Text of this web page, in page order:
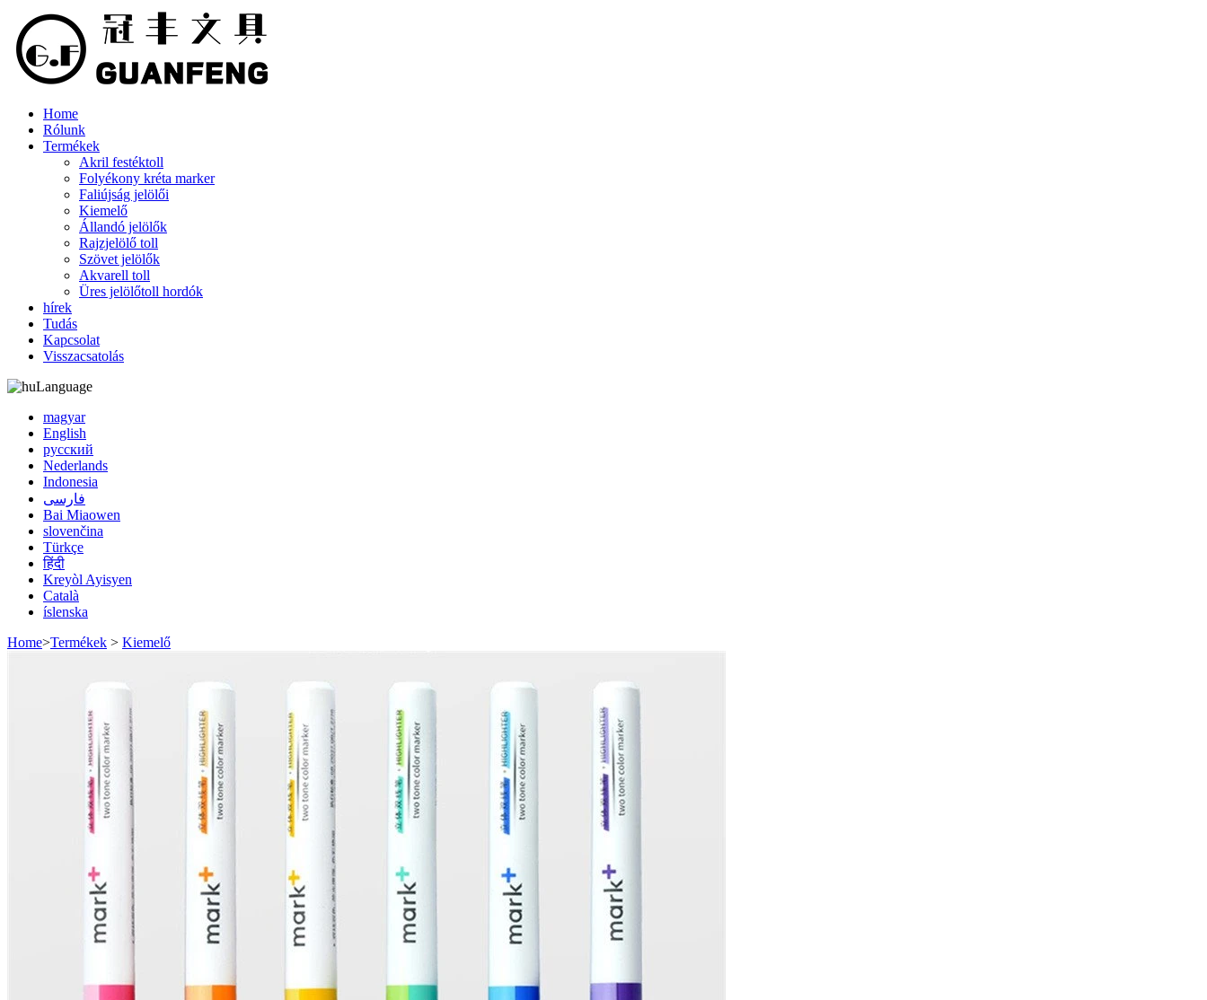
Home
Rólunk
Termékek
Akril festéktoll
Folyékony kréta marker
Faliújság jelölői
Kiemelő
Állandó jelölők
Rajzjelölő toll
Szövet jelölők
Akvarell toll
Üres jelölőtoll hordók
hírek
Tudás
Kapcsolat
Visszacsatolás
Language
magyar
English
русский
Nederlands
Indonesia
فارسی
Bai Miaowen
slovenčina
Türkçe
हिंदी
Kreyòl Ayisyen
Català
íslenska
Home>Termékek > Kiemelő